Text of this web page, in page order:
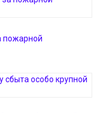
пожарной